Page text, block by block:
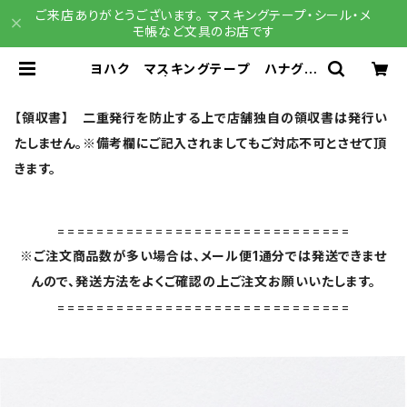
ご来店ありがとうございます。 マスキングテープ・シール・メ
モ帳など文具のお店です
ヨハク マスキングテープ ハナグモ
【領収書】 二重発行を防止する上で店舗独自の領収書は発行い
たしません。※備考欄にご記入されましてもご対応不可とさせて頂
きます。
==============================
※ご注文商品数が多い場合は、メール便1通分では発送できませ
んので、発送方法をよくご確認の上ご注文お願いいたします。
==============================